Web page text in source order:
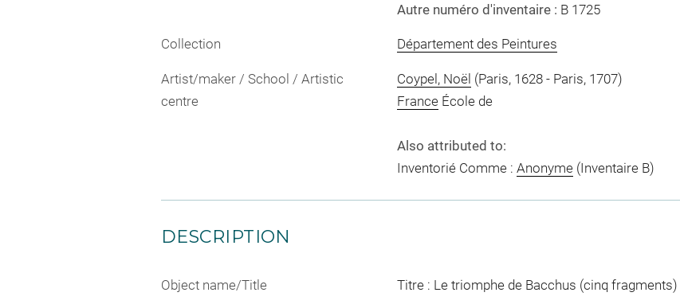
Autre numéro d'inventaire : B 1725
Collection Département des Peintures
Artist/maker / School / Artistic
centre
Coypel, Noël (Paris, 1628 - Paris, 1707)
FranceÉcole de
Also attributed to:
Inventorié Comme : Anonyme(Inventaire B)
DESCRIPTION
Object name/Title Titre : Le triomphe de Bacchus (cinq fragments)